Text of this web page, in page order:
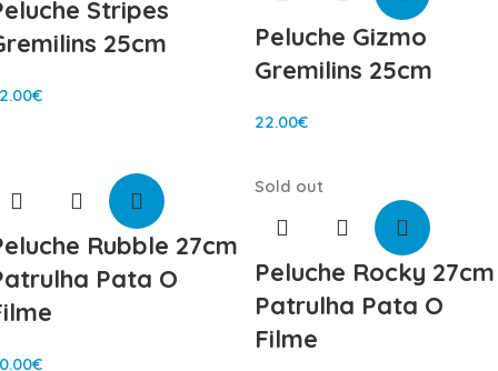
Stripes
25cm
€
Peluche Gizmo
Gremilins 25cm
22.00€
Rubble 27cm
Pata O
€
Sold out
Peluche Rocky 27cm
Patrulha Pata O
Filme